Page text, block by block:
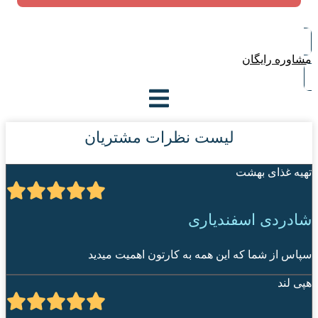
مشاوره رایگان
لیست نظرات مشتریان
تهیه غذای بهشت
شادردی اسفندیاری
سپاس از شما که این همه به کارتون اهمیت میدید
هپی لند